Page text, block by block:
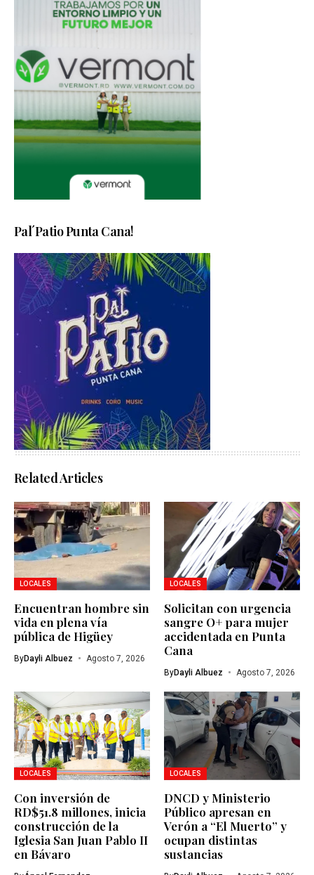
Pal´Patio Punta Cana!
Related Articles
LOCALES
Encuentran hombre sin
vida en plena vía
pública de Higüey
ByDayli Albuez Agosto 7, 2026
LOCALES
Solicitan con urgencia
sangre O+ para mujer
accidentada en Punta
Cana
ByDayli Albuez Agosto 7, 2026
LOCALES
Con inversión de
RD$51.8 millones, inicia
construcción de la
Iglesia San Juan Pablo II
en Bávaro
LOCALES
DNCD y Ministerio
Público apresan en
Verón a “El Muerto” y
ocupan distintas
sustancias